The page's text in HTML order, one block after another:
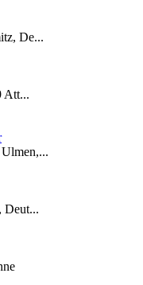
De...
Att...
Deut...